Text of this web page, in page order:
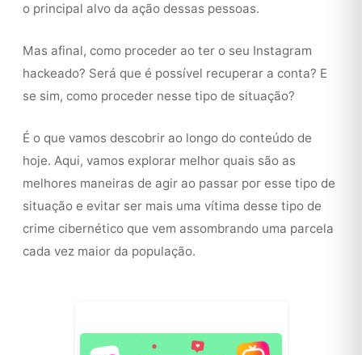
o principal alvo da ação dessas pessoas.
Mas afinal, como proceder ao ter o seu Instagram
hackeado? Será que é possível recuperar a conta? E
se sim, como proceder nesse tipo de situação?
É o que vamos descobrir ao longo do conteúdo de
hoje. Aqui, vamos explorar melhor quais são as
melhores maneiras de agir ao passar por esse tipo de
situação e evitar ser mais uma vítima desse tipo de
crime cibernético que vem assombrando uma parcela
cada vez maior da população.